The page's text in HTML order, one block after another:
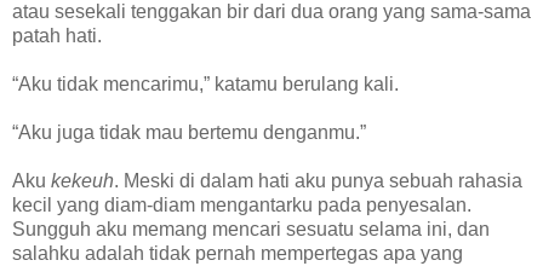
atau sesekali tenggakan bir dari dua orang yang sama-sama
patah hati.
“Aku tidak mencarimu,” katamu berulang kali.
“Aku juga tidak mau bertemu denganmu.”
Aku kekeuh. Meski di dalam hati aku punya sebuah rahasia
kecil yang diam-diam mengantarku pada penyesalan.
Sungguh aku memang mencari sesuatu selama ini, dan
salahku adalah tidak pernah mempertegas apa yang